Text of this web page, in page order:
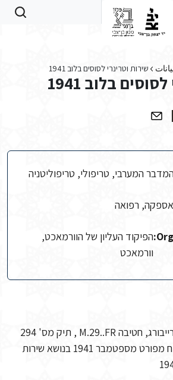
שירות וטרינרי לסוסים בלוב 1941
בלוב 1941
המערבי, טריפולי, טריפוליטניה
אספקה, רפואה
הפיקוד העליון של הוורמאכט,
וורמאכט
ארכיון צבא גרמניה בפרייבורג, חטיבה M.29..FR , תיק מס' 294
RH 19VIII /2148 . דו"ח מפורט מספטמבר 1941 בנושא שירות